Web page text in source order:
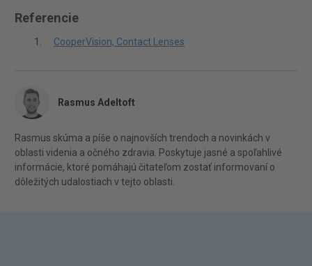
Referencie
CooperVision, Contact Lenses
Rasmus Adeltoft
Rasmus skúma a píše o najnovších trendoch a novinkách v
oblasti videnia a očného zdravia. Poskytuje jasné a spoľahlivé
informácie, ktoré pomáhajú čitateľom zostať informovaní o
dôležitých udalostiach v tejto oblasti.